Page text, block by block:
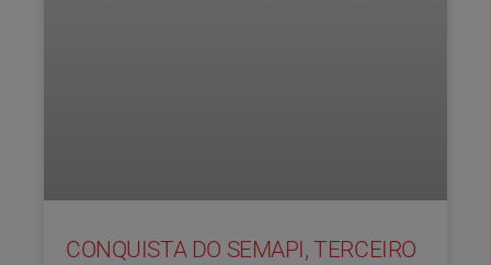
CONQUISTA DO SEMAPI, TERCEIRO